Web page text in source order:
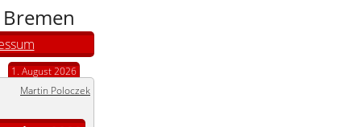
1. August 2026
Martin Poloczek